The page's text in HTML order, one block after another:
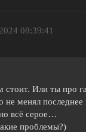
08:39:41
стоит. Или ты про
менял последнее
всё серое…
проблемы?)